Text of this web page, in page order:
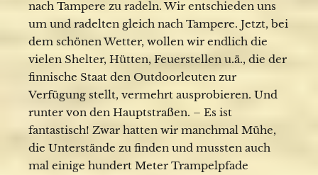
nach Tampere zu radeln. Wir entschieden uns
um und radelten gleich nach Tampere. Jetzt, bei
dem schönen Wetter, wollen wir endlich die
vielen Shelter, Hütten, Feuerstellen u.ä., die der
finnische Staat den Outdoorleuten zur
Verfügung stellt, vermehrt ausprobieren. Und
runter von den Hauptstraßen. – Es ist
fantastisch! Zwar hatten wir manchmal Mühe,
die Unterstände zu finden und mussten auch
mal einige hundert Meter Trampelpfade